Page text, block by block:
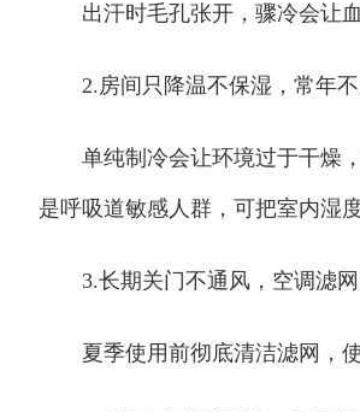
出汗时毛孔张开，骤冷会让血
2.房间只降温不保湿，常年不
单纯制冷会让环境过于干燥，
是呼吸道敏感人群，可把室内湿度
3.长期关门不通风，空调滤网
夏季使用前彻底清洁滤网，使